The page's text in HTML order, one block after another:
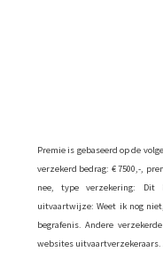
Premie is gebaseerd op de
verzekerd bedrag: € 7500,-,
nee, type verzekering: Dit
uitvaartwijze: Weet ik nog
begrafenis. Andere
websites